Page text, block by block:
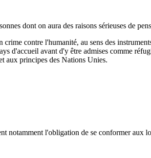
dont on aura des raisons sérieuses de
contre l'humanité, au sens des
d'accueil avant d'y être admises comme
aux principes des Nations Unies.
notamment l'obligation de se conformer aux